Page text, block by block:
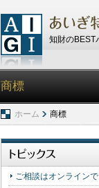
知財のBEST
商標
ホーム 商標
ご相談はオンラインで